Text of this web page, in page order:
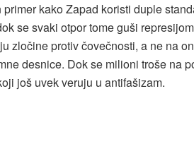
kako Zapad koristi duple
se svaki otpor tome guši
zločine protiv čovečnosti, a ne na
desnice. Dok se milioni troše na
još uvek veruju u antifašizam.